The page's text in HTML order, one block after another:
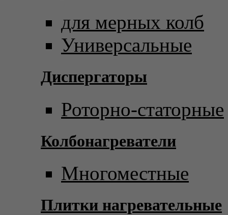
для мерных колб
Универсальные
Диспергаторы
Роторно-статорные
Колбонагреватели
Многоместные
Плитки нагревательные